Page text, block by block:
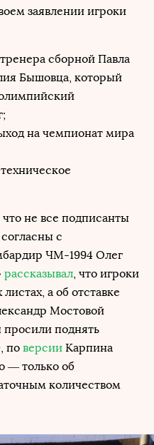
заявлении игроки
тренера сборной Павла
Бышовца, который
на чемпионат мира
не все подписанты
с
ЧМ-1994 Олег
рассказывал, что игроки
а об отставке
Мостовой
просили поднять
по версии Карпина
— только об
количеством